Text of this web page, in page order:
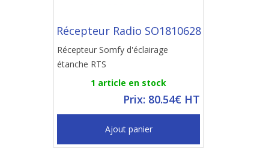
Récepteur Radio SO1810628
Récepteur Somfy d'éclairage
étanche RTS
1 article en stock
Prix: 80.54€ HT
Ajout panier